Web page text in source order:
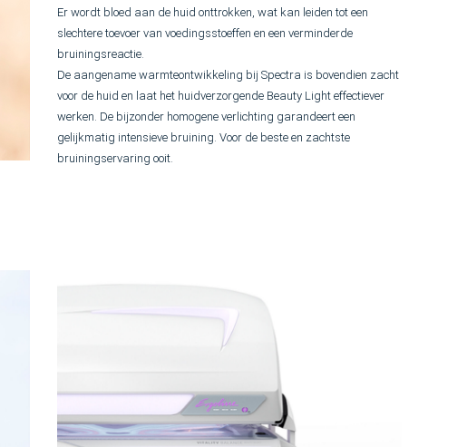
Er wordt bloed aan de huid onttrokken, wat kan leiden tot een
slechtere toevoer van voedingsstoeffen en een verminderde
bruiningsreactie.
De aangename warmteontwikkeling bij Spectra is bovendien zacht
voor de huid en laat het huidverzorgende Beauty Light effectiever
werken. De bijzonder homogene verlichting garandeert een
gelijkmatig intensieve bruining. Voor de beste en zachtste
bruiningservaring ooit.